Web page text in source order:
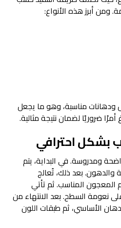
ومن أبرز هذه الأنواع:
ودهانات مناسبة، وهو ما يجعل
ضروريًا لضمان نتيجة مثالية.
بشكل احترافي
ومدروسة. في البداية، يتم
والدهون. بعد ذلك، تُعالج
المناسب. ثم تأتي
نعومة السطح. بعد الانتهاء من
الأساسي، ثم طبقات اللون